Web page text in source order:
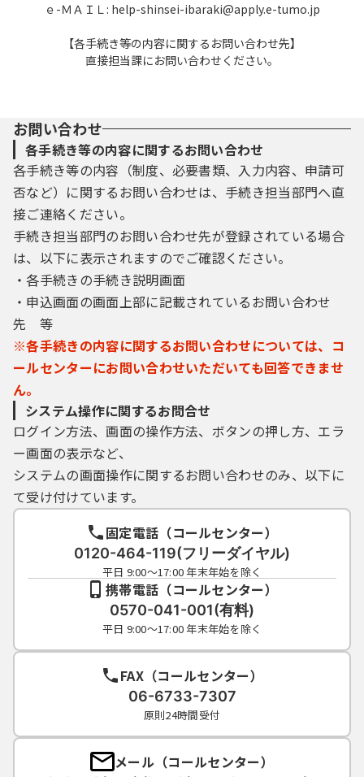
ｅ-ＭＡＩＬ: help-shinsei-ibaraki@apply.e-tumo.jp
【各手続き等の内容に関するお問い合わせ先】
直接担当課にお問い合わせください。
お問い合わせ
各手続き等の内容に関するお問い合わせ
各手続き等の内容（制度、必要書類、入力内容、申請可
否など）に関するお問い合わせは、手続き担当部門へ直
接ご連絡ください。
手続き担当部門のお問い合わせ先が登録されている場合
は、以下に表示されますのでご確認ください。
・各手続きの手続き説明画面
・申込画面の画面上部に記載されているお問い合わせ
先 等
※各手続きの内容に関するお問い合わせについては、コ
ールセンターにお問い合わせいただいても回答できませ
ん。
システム操作に関するお問合せ
ログイン方法、画面の操作方法、ボタンの押し方、エラ
ー画面の表示など、
システムの画面操作に関するお問い合わせのみ、以下に
て受け付けています。
固定電話（コールセンター）
0120-464-119(フリーダイヤル)
平日 9:00～17:00 年末年始を除く
携帯電話（コールセンター）
0570-041-001(有料)
平日 9:00～17:00 年末年始を除く
FAX（コールセンター）
06-6733-7307
原則24時間受付
メール（コールセンター）